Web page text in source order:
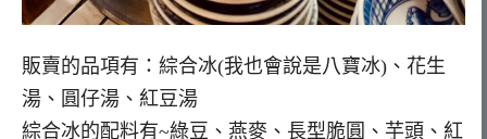
販賣的品項有：綜合冰(我也會說是八寶冰)、花生
湯、圓仔湯、紅豆湯
綜合冰的配料有~綠豆、燕麥、長型脆圓、芋頭、紅